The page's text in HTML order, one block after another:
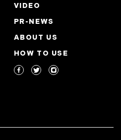
VIDEO
PR-NEWS
ABOUT US
HOW TO USE